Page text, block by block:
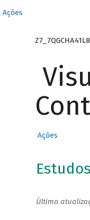
Ações
Ações
Última